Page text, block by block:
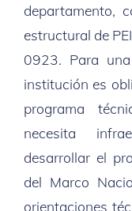
departamento,
estructural de
0923. Para
institución es
programa
necesita
desarrollar el
del Marco
orientaciones